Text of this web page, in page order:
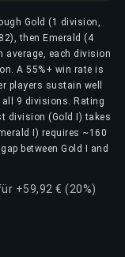
Gold (1 division,
then Emerald (4
average, each division
A 55%+ win rate is
players sustain well
9 divisions. Rating
division (Gold I) takes
I) requires ~160
between Gold I and
+59,92 € (20%)